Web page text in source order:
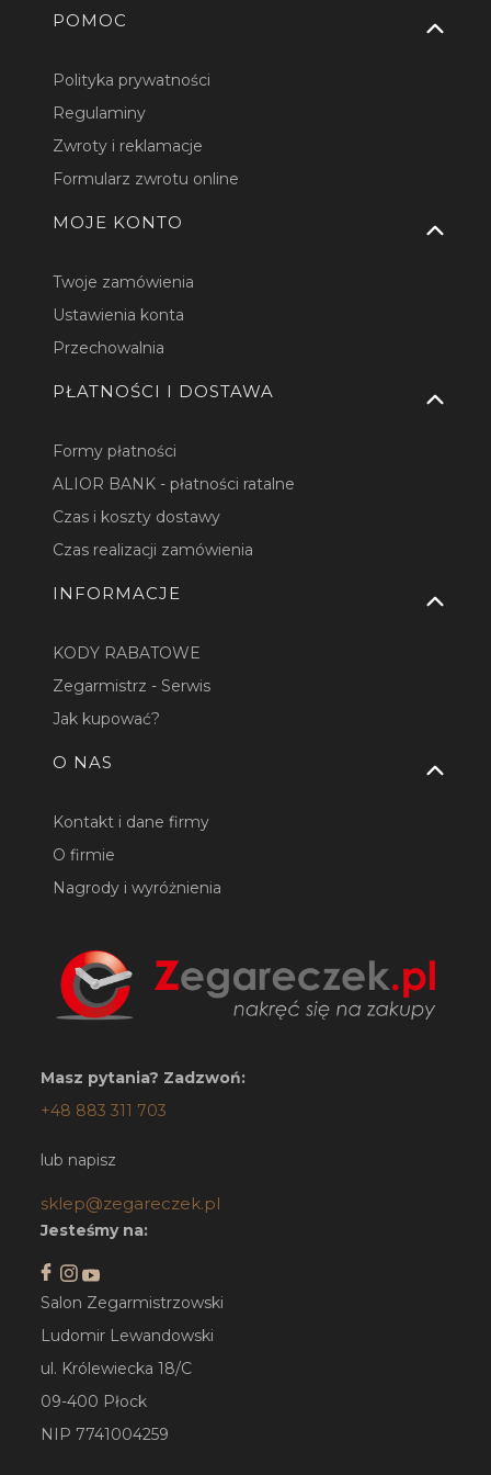
Linki w stopce
POMOC
Polityka prywatności
Regulaminy
Zwroty i reklamacje
Formularz zwrotu online
MOJE KONTO
Twoje zamówienia
Ustawienia konta
Przechowalnia
PŁATNOŚCI I DOSTAWA
Formy płatności
ALIOR BANK - płatności ratalne
Czas i koszty dostawy
Czas realizacji zamówienia
INFORMACJE
KODY RABATOWE
Zegarmistrz - Serwis
Jak kupować?
O NAS
Kontakt i dane firmy
O firmie
Nagrody i wyróżnienia
Masz pytania? Zadzwoń:
+48 883 311 703
lub napisz
sklep@zegareczek.pl
Jesteśmy na:
Salon Zegarmistrzowski
Ludomir Lewandowski
ul. Królewiecka 18/C
09-400 Płock
NIP 7741004259